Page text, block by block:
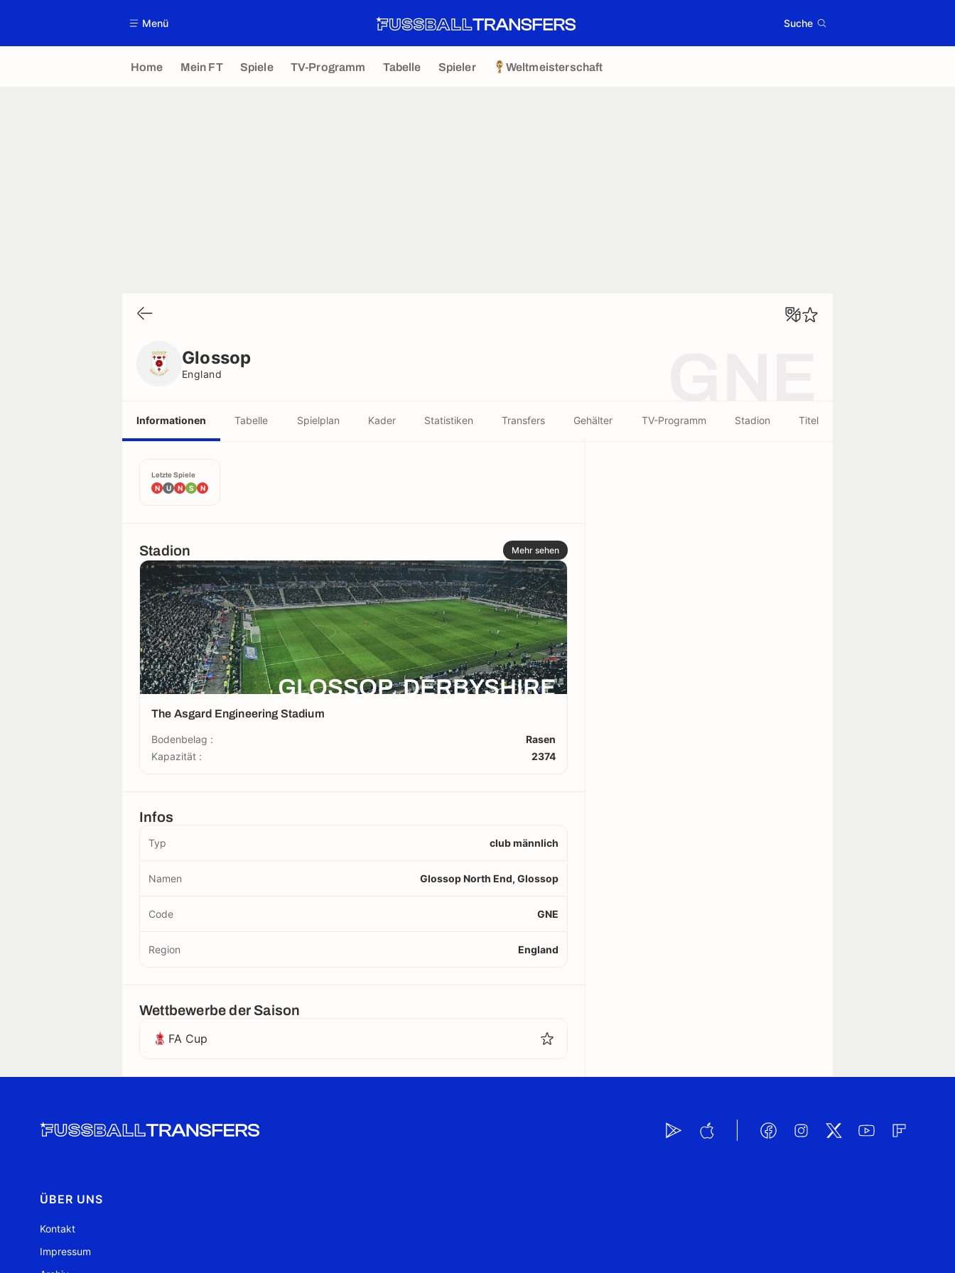
Menü Suche
Home Mein FT Spiele TV-Programm Tabelle Spieler Weltmeisterschaft
Glossop
England
Informationen Tabelle Spielplan Kader Statistiken Transfers Gehälter TV-Programm Stadion Titel
Letzte Spiele
N U N S N
Stadion Mehr sehen
GLOSSOP, DERBYSHIRE
The Asgard Engineering Stadium
Bodenbelag :
Rasen
Kapazität :
2374
Infos
Typ club männlich
Namen Glossop North End, Glossop
Code GNE
Region England
Wettbewerbe der Saison
FA Cup
ÜBER UNS
Kontakt
Impressum